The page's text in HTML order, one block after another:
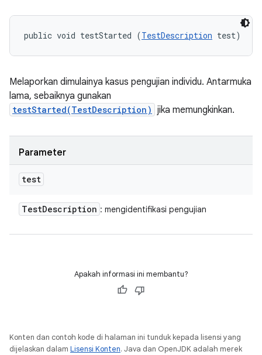
public void testStarted (TestDescription test)
Melaporkan dimulainya kasus pengujian individu. Antarmuka
lama, sebaiknya gunakan
testStarted(TestDescription) jika memungkinkan.
Parameter
test
TestDescription : mengidentifikasi pengujian
Apakah informasi ini membantu?
Konten dan contoh kode di halaman ini tunduk kepada lisensi yang
dijelaskan dalam Lisensi Konten. Java dan OpenJDK adalah merek